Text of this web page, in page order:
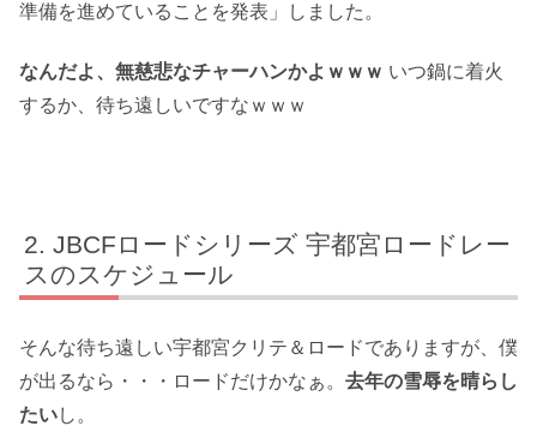
準備を進めていることを発表」しました。
なんだよ、無慈悲なチャーハンかよｗｗｗ いつ鍋に着火
するか、待ち遠しいですなｗｗｗ
JBCFロードシリーズ 宇都宮ロードレー
スのスケジュール
そんな待ち遠しい宇都宮クリテ＆ロードでありますが、僕
が出るなら・・・ロードだけかなぁ。 去年の雪辱を晴らし
たいし。